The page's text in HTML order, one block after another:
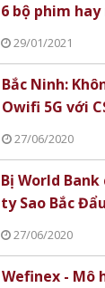
6 bộ phim
29/01/2021
Bắc Ninh:
Owifi 5G với
27/06/2020
Bị World
ty Sao Bắc
27/06/2020
Wefinex - Mô